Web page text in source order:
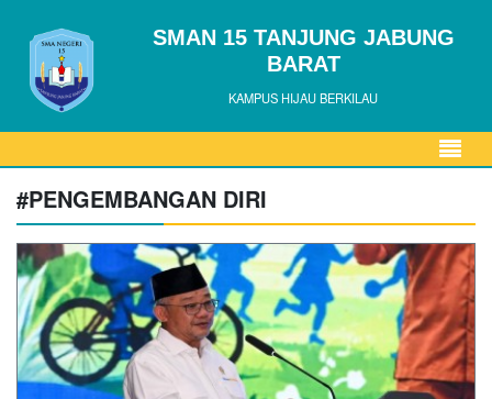
SMAN 15 TANJUNG JABUNG
BARAT
KAMPUS HIJAU BERKILAU
#PENGEMBANGAN DIRI